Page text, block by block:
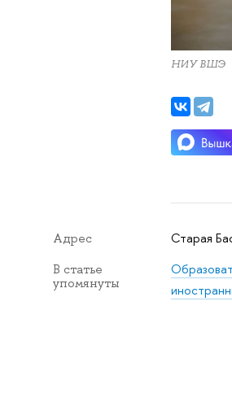
НИУ ВШЭ
Адрес Старая
В статье
упомянуты